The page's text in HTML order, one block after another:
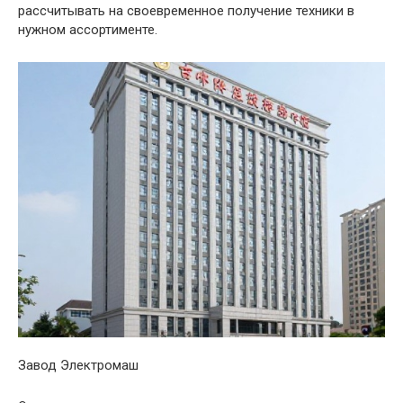
рассчитывать на своевременное получение техники в
нужном ассортименте.
Завод Электромаш